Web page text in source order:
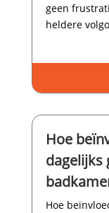
geen
heldere
Hoe
dagelijks
Hoe